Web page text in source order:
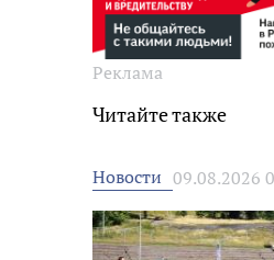
Реклама
Читайте также
Новости 09.08.2026